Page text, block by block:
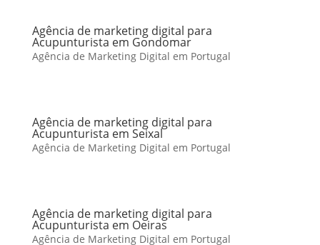
Agência de marketing digital para
Acupunturista em Gondomar
Agência de Marketing Digital em Portugal
Agência de marketing digital para
Acupunturista em Seixal
Agência de Marketing Digital em Portugal
Agência de marketing digital para
Acupunturista em Oeiras
Agência de Marketing Digital em Portugal